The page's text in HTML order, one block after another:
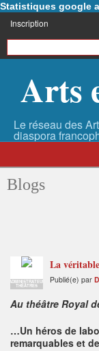
Statistiques google
Inscription
Arts
Blogs
ADMINISTRATEUR
THÉÂTRES
La
Publié(e) par
Au théâtre Royal
…Un héros de
remarquables et